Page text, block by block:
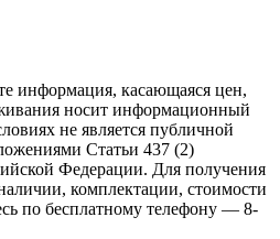
информация, касающаяся цен,
носит информационный
не является публичной
Статьи 437 (2)
Федерации. Для получения
комплектации, стоимости
по бесплатному телефону — 8-